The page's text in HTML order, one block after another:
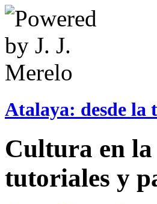
Atalaya: desde la
Cultura en la
tutoriales y